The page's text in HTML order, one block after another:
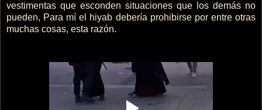
vestimentas que esconden situaciones que los demás no
pueden, Para mí el hiyab debería prohibirse por entre otras
muchas cosas, esta razón.